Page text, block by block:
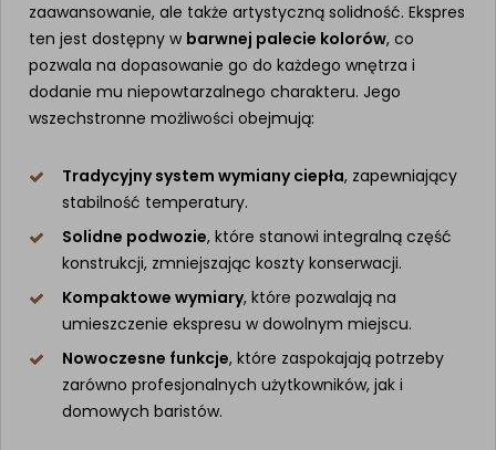
zaawansowanie, ale także artystyczną solidność. Ekspres
ten jest dostępny w barwnej palecie kolorów, co
pozwala na dopasowanie go do każdego wnętrza i
dodanie mu niepowtarzalnego charakteru. Jego
wszechstronne możliwości obejmują:
Tradycyjny system wymiany ciepła, zapewniający
stabilność temperatury.
Solidne podwozie, które stanowi integralną część
konstrukcji, zmniejszając koszty konserwacji.
Kompaktowe wymiary, które pozwalają na
umieszczenie ekspresu w dowolnym miejscu.
Nowoczesne funkcje, które zaspokajają potrzeby
zarówno profesjonalnych użytkowników, jak i
domowych baristów.